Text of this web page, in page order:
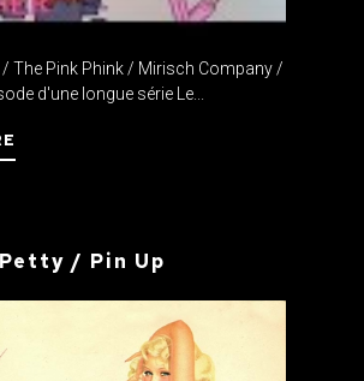
/ The Pink Phink / Mirisch Company /
d'une longue série Le...
/ Pin Up